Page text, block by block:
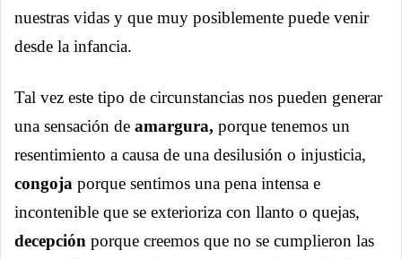
nuestras vidas y que muy posiblemente puede venir
desde la infancia.
Tal vez este tipo de circunstancias nos pueden generar
una sensación de amargura, porque tenemos un
resentimiento a causa de una desilusión o injusticia,
congoja porque sentimos una pena intensa e
incontenible que se exterioriza con llanto o quejas,
decepción porque creemos que no se cumplieron las